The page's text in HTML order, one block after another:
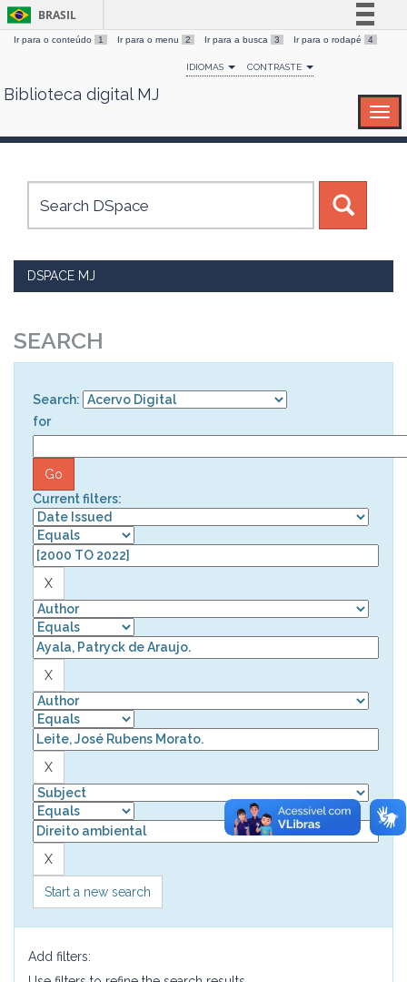
Skip
BRASIL
Simplifique!
Comunica BR
Canais
Ir para o conteúdo 1 Ir para o menu 2 Ir para a busca 3 Ir para o rodapé 4
IDIOMAS CONTRASTE
Biblioteca digital MJ
DSPACE MJ
SEARCH
Search:
for
Current filters:
Start a new search
Add filters: